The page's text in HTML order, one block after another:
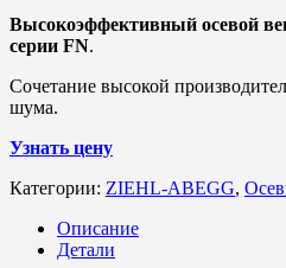
Высокоэффективный осевой
серии FN.
Сочетание высокой
шума.
Узнать цену
Категории: ZIEHL-ABEGG,
Описание
Детали